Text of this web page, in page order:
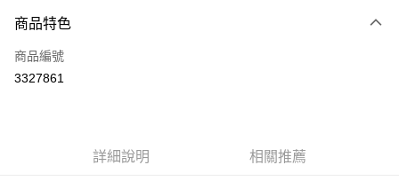
信用卡一次付款
超商取貨付款
商品特色
商品編號
3327861
詳細說明 相關推薦